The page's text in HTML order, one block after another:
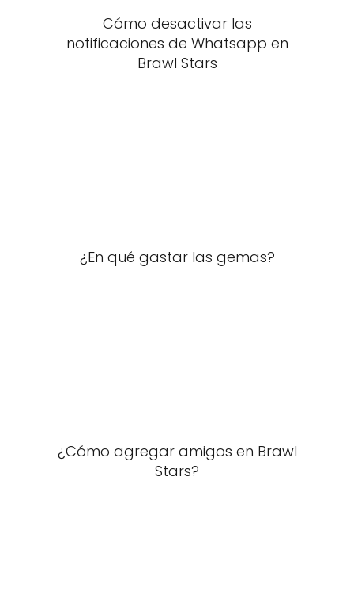
Cómo desactivar las
notificaciones de Whatsapp en
Brawl Stars
¿En qué gastar las gemas?
¿Cómo agregar amigos en Brawl
Stars?